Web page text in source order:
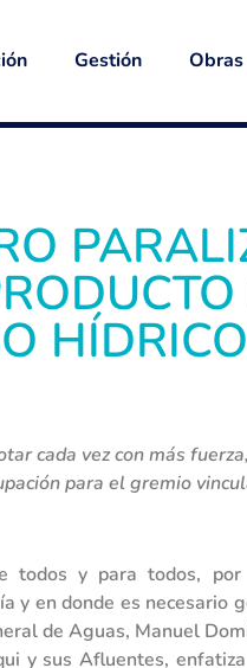
Gestión
cada vez con más
para el gremio
todos y para todos,
y en donde es
de Aguas, Manuel
y sus Afluentes,